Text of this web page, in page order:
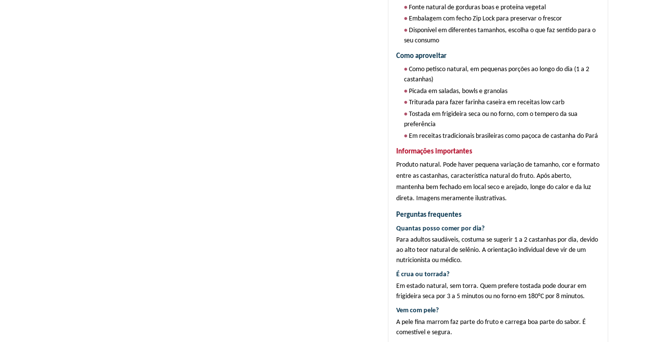
• Fonte natural de gorduras boas e proteína vegetal
• Embalagem com fecho Zip Lock para preservar o frescor
• Disponível em diferentes tamanhos, escolha o que faz sentido para o
seu consumo
Como aproveitar
• Como petisco natural, em pequenas porções ao longo do dia (1 a 2
castanhas)
• Picada em saladas, bowls e granolas
• Triturada para fazer farinha caseira em receitas low carb
• Tostada em frigideira seca ou no forno, com o tempero da sua
preferência
• Em receitas tradicionais brasileiras como paçoca de castanha do Pará
Informações importantes
Produto natural. Pode haver pequena variação de tamanho, cor e formato
entre as castanhas, característica natural do fruto. Após aberto,
mantenha bem fechado em local seco e arejado, longe do calor e da luz
direta. Imagens meramente ilustrativas.
Perguntas frequentes
Quantas posso comer por dia?
Para adultos saudáveis, costuma se sugerir 1 a 2 castanhas por dia, devido
ao alto teor natural de selênio. A orientação individual deve vir de um
nutricionista ou médico.
É crua ou torrada?
Em estado natural, sem torra. Quem prefere tostada pode dourar em
frigideira seca por 3 a 5 minutos ou no forno em 180°C por 8 minutos.
Vem com pele?
A pele fina marrom faz parte do fruto e carrega boa parte do sabor. É
comestível e segura.